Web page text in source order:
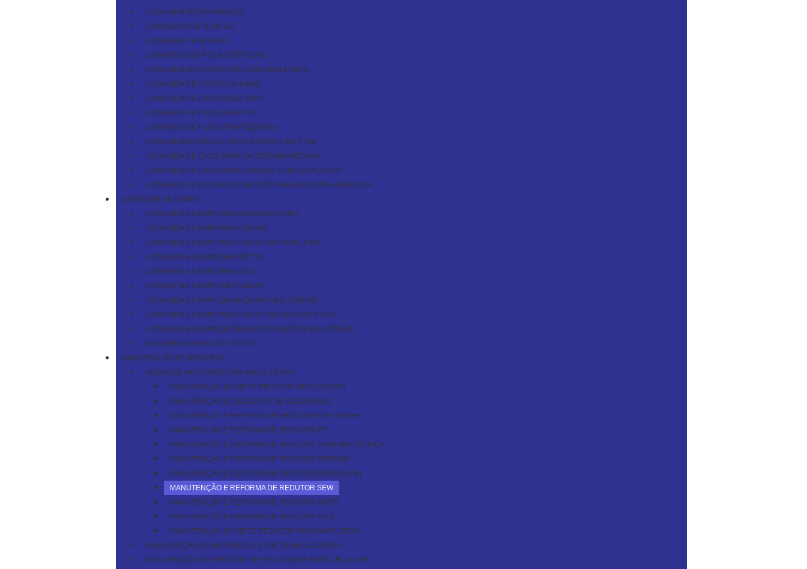
USINAGEM PESADA EM CNC
USINAGENS DE FLANGES
USINAGEM DE MOLDES
USINAGENS DE PEÇAS ESPECIAIS
USINAGEM EM CENTRO DE USINAGEM 4º EIXO
USINAGEM DE EIXO ENTALHADO
USINAGEM DE EIXO EXCÊNTRICO
USINAGEM DE PEÇAS EM PTFE
USINAGEM DE FUSOS TRAPEZOIDAIS
USINAGEM EM PEÇAS PARA TRATORES EM PTFE
USINAGEM DE EIXOS PARA CALDEIRARIA PESADA
USINAGEM DE EIXOS PARA USINA DE CANA DE AÇÚCAR
USINAGEM DE BUCHAS DE BRONZE PARA INDÚSTRIA AGRÍCOLA
USINAGEM DE CAMPO
USINAGEM A CAMPO PARA AGROINDUSTRIA
USINAGEM A CAMPO PARA USINAS
USINAGEM A CAMPO PARA INDUSTRIA PAPELEIRA
USINAGEM A CAMPO EM PORTOS
USINAGEM A CAMPO EM EIXOS
USINAGEM A CAMPO EM FLANGES
USINAGEM A CAMPO EM MAQUINAS INDUSTRIAIS
USINAGEM A CAMPO PARA INDUSTRIA DE ÓLEO E GAS
USINAGEM A CAMPO EM TRANSPORTADORES INDUSTRIAIS
MANDRILHAMENTO DE CAMPO
MANUTENÇÃO DE REDUTOR
VENDA DE MOTO REDUTOR WEG CESTARI
MANUTENÇÃO DE MOTO REDUTOR WEG CESTARI
MANUTENÇÃO DE REDUTOR DE VELOCIDADE
MANUTENÇÃO E REFORMA DE REDUTORES FLENDER
MANUTENÇÃO E REFORMA DE REDUTOR PTI
MANUTENÇÃO E REFORMA DE REDUTOR TRANSMOTÉCNICA
MANUTENÇÃO E REFORMA DE REDUTOR GEREMIA
MANUTENÇÃO E REFORMA DE REDUTOR BONFIGLIOLI
MANUTENÇÃO E REFORMA DE REDUTOR SEW
MANUTENÇÃO E REFORMA DE REDUTOR NORD
MANUTENÇÃO E REFORMA DE REDUTOR FALK
MANUTENÇÃO DE MOTO REDUTOR PARA PAPELEIRAS
MANUTENÇÃO DE MOTORES ELÉTRICOS WEG CESTARI
MANUTENÇÃO DE REDUTOR DE VELOCIDADE PARA CELULOSE